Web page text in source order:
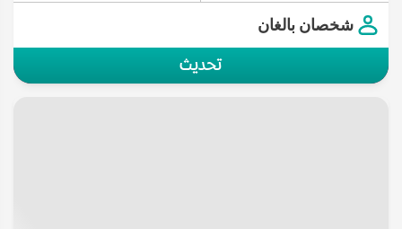
شخصان بالغان
تحديث